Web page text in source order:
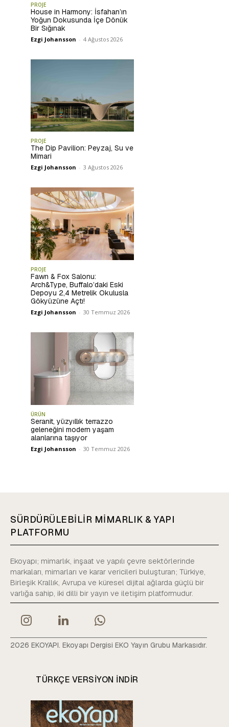
PROJE
House in Harmony: İsfahan’ın
Yoğun Dokusunda İçe Dönük
Bir Sığınak
Ezgi Johansson - 4 Ağustos 2026
PROJE
The Dip Pavilion: Peyzaj, Su ve
Mimari
Ezgi Johansson - 3 Ağustos 2026
PROJE
Fawn & Fox Salonu:
Arch&Type, Buffalo’daki Eski
Depoyu 2,4 Metrelik Okulusla
Gökyüzüne Açtı!
Ezgi Johansson - 30 Temmuz 2026
ÜRÜN
Seranit, yüzyıllık terrazzo
geleneğini modern yaşam
alanlarına taşıyor
Ezgi Johansson - 30 Temmuz 2026
SÜRDÜRÜLEBİLİR MİMARLIK & YAPI
PLATFORMU
Ekoyapı; mimarlık, inşaat ve yapılı çevre sektörlerinde
markaları, mimarları ve karar vericileri buluşturan; Türkiye,
Birleşik Krallık, Avrupa ve küresel dijital ağlarda güçlü bir
varlığa sahip, iki dilli bir yayın ve iletişim platformudur.
2026 EKOYAPI. Ekoyapı Dergisi EKO Yayın Grubu Markasıdır.
TÜRKÇE VERSIYON INDIR